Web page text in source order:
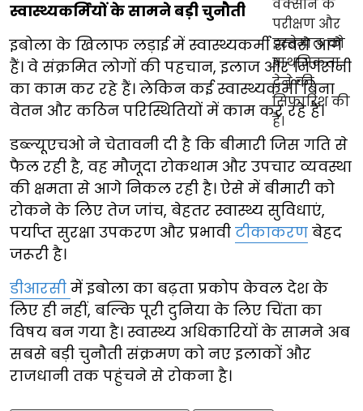
स्वास्थ्यकर्मियों के सामने बड़ी चुनौती
इबोला के खिलाफ लड़ाई में स्वास्थ्यकर्मी सबसे आगे
हैं। वे संक्रमित लोगों की पहचान, इलाज और निगरानी
का काम कर रहे हैं। लेकिन कई स्वास्थ्यकर्मी बिना
वेतन और कठिन परिस्थितियों में काम कर रहे हैं।
डब्ल्यूएचओ ने चेतावनी दी है कि बीमारी जिस गति से
फैल रही है, वह मौजूदा रोकथाम और उपचार व्यवस्था
की क्षमता से आगे निकल रही है। ऐसे में बीमारी को
रोकने के लिए तेज जांच, बेहतर स्वास्थ्य सुविधाएं,
पर्याप्त सुरक्षा उपकरण और प्रभावी टीकाकरण बेहद
जरूरी है।
डीआरसी में इबोला का बढ़ता प्रकोप केवल देश के
लिए ही नहीं, बल्कि पूरी दुनिया के लिए चिंता का
विषय बन गया है। स्वास्थ्य अधिकारियों के सामने अब
सबसे बड़ी चुनौती संक्रमण को नए इलाकों और
राजधानी तक पहुंचने से रोकना है।